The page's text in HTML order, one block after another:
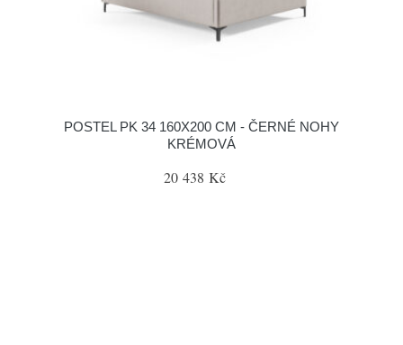
POSTEL PK 34 160X200 CM - ČERNÉ NOHY
KRÉMOVÁ
20 438 Kč